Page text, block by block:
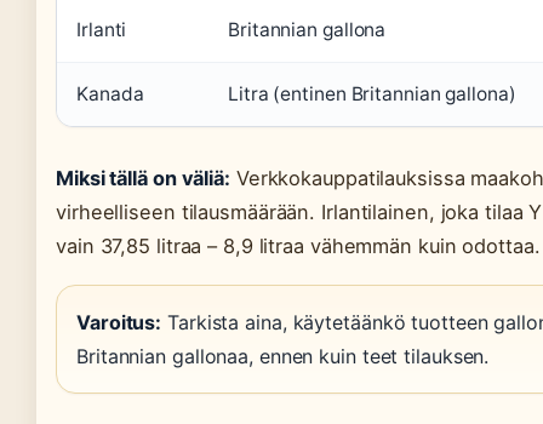
Irlanti Britannian gallona
Kanada Litra (entinen Britannian gallona)
Miksi tällä on väliä: Verkkokauppatilauksissa
virheelliseen tilausmäärään. Irlantilainen, joka tilaa
vain 37,85 litraa – 8,9 litraa vähemmän kuin odottaa.
Varoitus: Tarkista aina, käytetäänkö tuotteen
Britannian gallonaa, ennen kuin teet tilauksen.